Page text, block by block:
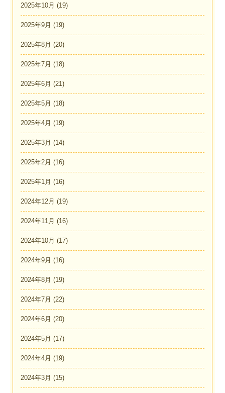
2025年10月 (19)
2025年9月 (19)
2025年8月 (20)
2025年7月 (18)
2025年6月 (21)
2025年5月 (18)
2025年4月 (19)
2025年3月 (14)
2025年2月 (16)
2025年1月 (16)
2024年12月 (19)
2024年11月 (16)
2024年10月 (17)
2024年9月 (16)
2024年8月 (19)
2024年7月 (22)
2024年6月 (20)
2024年5月 (17)
2024年4月 (19)
2024年3月 (15)